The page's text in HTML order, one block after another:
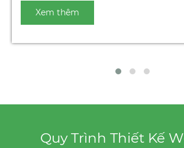
Xem thêm
Quy Trình Thiết Kế